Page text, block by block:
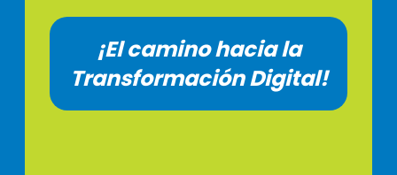
¡El camino hacia la
Transformación Digital!